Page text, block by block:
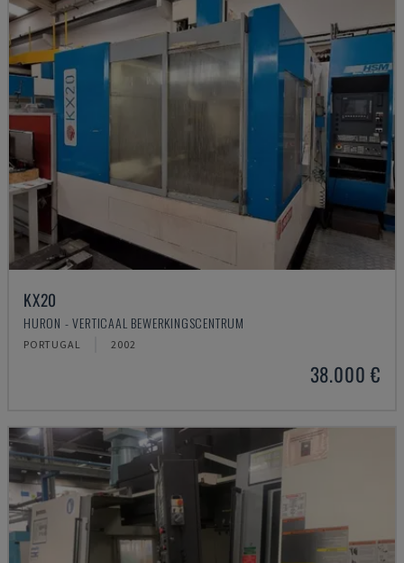
KX20
HURON - VERTICAAL BEWERKINGSCENTRUM
PORTUGAL 2002
38.000 €